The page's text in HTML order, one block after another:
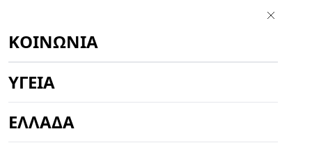
ΚΟΙΝΩΝΊΑ
ΥΓΕΊΑ
ΕΛΛΆΔΑ